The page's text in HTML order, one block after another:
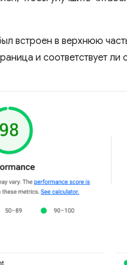
встроен в верхнюю
и соответствует